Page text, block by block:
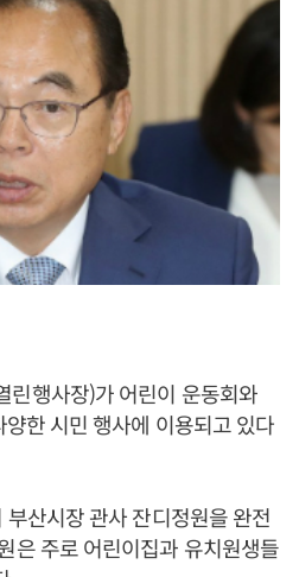
린행사장)가 어린이 운동회와
한 시민 행사에 이용되고 있다
산시장 관사 잔디정원을 완전
은 주로 어린이집과 유치원생들